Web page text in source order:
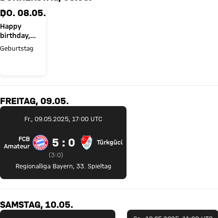
DO. 08.05.
Happy
birthday,
Lovro
Zvonarek
Geburtstag
FREITAG, 09.05.
Fr., 09.05.2025, 17:00 UTC
FC Bayern Amateure gegen Türkgücü München
FCB
Amateure
5 zu 0
5 : 0
(Zwischenergebnis:
3 zu 0 nach Erste Halbzeit
3:0)
Türkgücü
Regionalliga Bayern 33. Spieltag
SAMSTAG, 10.05.